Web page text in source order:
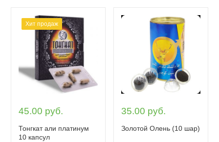
Хит продаж
45.00 руб.
Тонгкат али платинум
10 капсул
35.00 руб.
Золотой Олень (10 шар)